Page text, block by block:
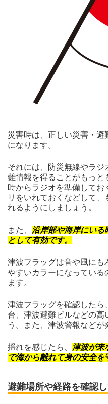
災害時は、正しい災害・
になります。
それには、防災無線やラ
難情報を得ることがもっと
時からラジオを準備して
リをいれておくなどして
れるようにしましょう。
また、
沿岸部や海岸にい
として有効です。
津波フラッグは音や風にも
やすいカラーになっている
ます。
津波フラッグを確認したら
台、津波避難ビルなどの高
う。また、津波警報などが
揺れを感じたら、 津波が来
で海から離れて身の安全を
避難場所や経路を確認し